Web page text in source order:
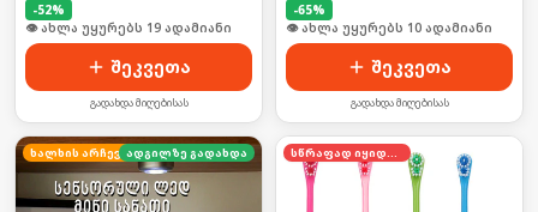
-52%
🛒 ბოლო 24სთ-ში იყიდა 3-მა
შეკვეთა
გადახდა მიღებისას
-65%
🛒 ბოლო 24სთ-ში იყიდა 16-მა
შეკვეთა
გადახდა მიღებისას
ხალხის არჩევანი
ადგილზე გადახდა სწრაფად იყიდება